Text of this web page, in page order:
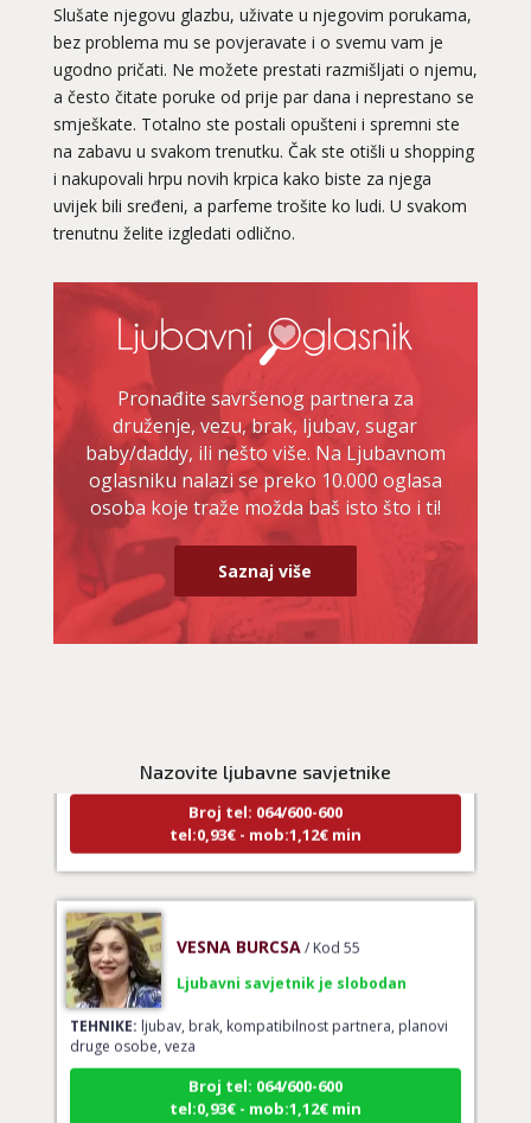
Slušate njegovu glazbu, uživate u njegovim porukama,
bez problema mu se povjeravate i o svemu vam je
ugodno pričati. Ne možete prestati razmišljati o njemu,
a često čitate poruke od prije par dana i neprestano se
smješkate. Totalno ste postali opušteni i spremni ste
na zabavu u svakom trenutku. Čak ste otišli u shopping
i nakupovali hrpu novih krpica kako biste za njega
uvijek bili sređeni, a parfeme trošite ko ludi. U svakom
trenutnu želite izgledati odlično.
Pronađite savršenog partnera za
druženje, vezu, brak, ljubav, sugar
baby/daddy, ili nešto više. Na Ljubavnom
oglasniku nalazi se preko 10.000 oglasa
osoba koje traže možda baš isto što i ti!
Saznaj više
Nazovite ljubavne savjetnike
Broj tel: 064/600-600
tel:0,93€ - mob:1,12€ min
TEHNIKE:ljubav, brak, kompatibilnost partnera, planovi
druge osobe, veza
Broj tel: 064/600-600
tel:0,93€ - mob:1,12€ min